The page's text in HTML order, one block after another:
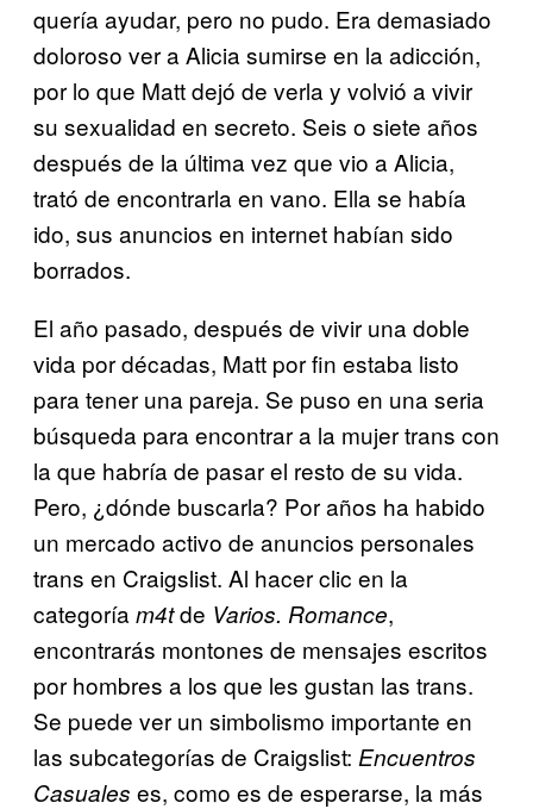
quería ayudar, pero no pudo. Era demasiado
doloroso ver a Alicia sumirse en la adicción,
por lo que Matt dejó de verla y volvió a vivir
su sexualidad en secreto. Seis o siete años
después de la última vez que vio a Alicia,
trató de encontrarla en vano. Ella se había
ido, sus anuncios en internet habían sido
borrados.
El año pasado, después de vivir una doble
vida por décadas, Matt por fin estaba listo
para tener una pareja. Se puso en una seria
búsqueda para encontrar a la mujer trans con
la que habría de pasar el resto de su vida.
Pero, ¿dónde buscarla? Por años ha habido
un mercado activo de anuncios personales
trans en Craigslist. Al hacer clic en la
categoría m4tde Varios. Romance,
encontrarás montones de mensajes escritos
por hombres a los que les gustan las trans.
Se puede ver un simbolismo importante en
las subcategorías de Craigslist: Encuentros
Casuales es, como es de esperarse, la más